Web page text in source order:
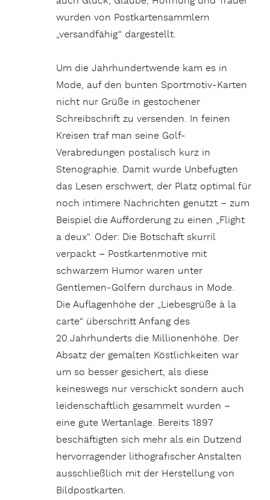
wurden von Postkartensammlern
„versandfähig“ dargestellt.
Um die Jahrhundertwende kam es in
Mode, auf den bunten Sportmotiv-Karten
nicht nur Grüße in gestochener
Schreibschrift zu versenden. In feinen
Kreisen traf man seine Golf-
Verabredungen postalisch kurz in
Stenographie. Damit wurde Unbefugten
das Lesen erschwert, der Platz optimal für
noch intimere Nachrichten genutzt – zum
Beispiel die Aufforderung zu einen „Flight
a deux“. Oder: Die Botschaft skurril
verpackt – Postkartenmotive mit
schwarzem Humor waren unter
Gentlemen-Golfern durchaus in Mode.
Die Auflagenhöhe der „Liebesgrüße à la
carte“ überschritt Anfang des
20.Jahrhunderts die Millionenhöhe. Der
Absatz der gemalten Köstlichkeiten war
um so besser gesichert, als diese
keineswegs nur verschickt sondern auch
leidenschaftlich gesammelt wurden –
eine gute Wertanlage. Bereits 1897
beschäftigten sich mehr als ein Dutzend
hervorragender lithografischer Anstalten
ausschließlich mit der Herstellung von
Bildpostkarten.